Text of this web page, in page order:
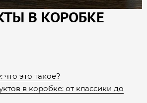
В КОРОБКЕ
это такое?
в коробке: от классики до